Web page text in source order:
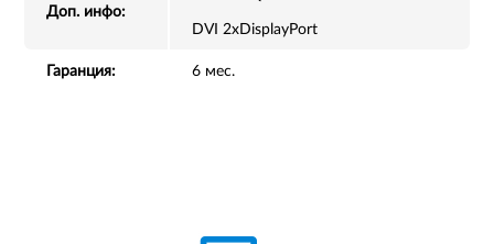
Доп. инфо:
DVI 2xDisplayPort
Гаранция: 6 мес.